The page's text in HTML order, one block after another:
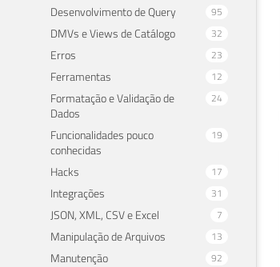
Desenvolvimento de Query 95
DMVs e Views de Catálogo 32
Erros 23
Ferramentas 12
Formatação e Validação de
Dados
24
Funcionalidades pouco
conhecidas
19
Hacks 17
Integrações 31
JSON, XML, CSV e Excel 7
Manipulação de Arquivos 13
Manutenção 92